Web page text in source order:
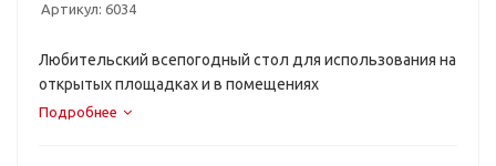
Артикул: 6034
Любительский всепогодный стол для использования на
открытых площадках и в помещениях
Подробнее